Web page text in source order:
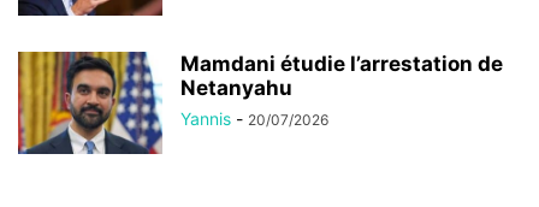
Mamdani étudie l’arrestation de
Netanyahu
Yannis - 20/07/2026